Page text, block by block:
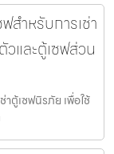
สำหรับการเช่า
และตู้เซฟส่วน
าตู้เซฟนิรภัย เพื่อใช้